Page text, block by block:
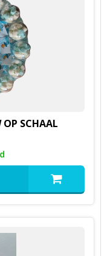
OP SCHAAL